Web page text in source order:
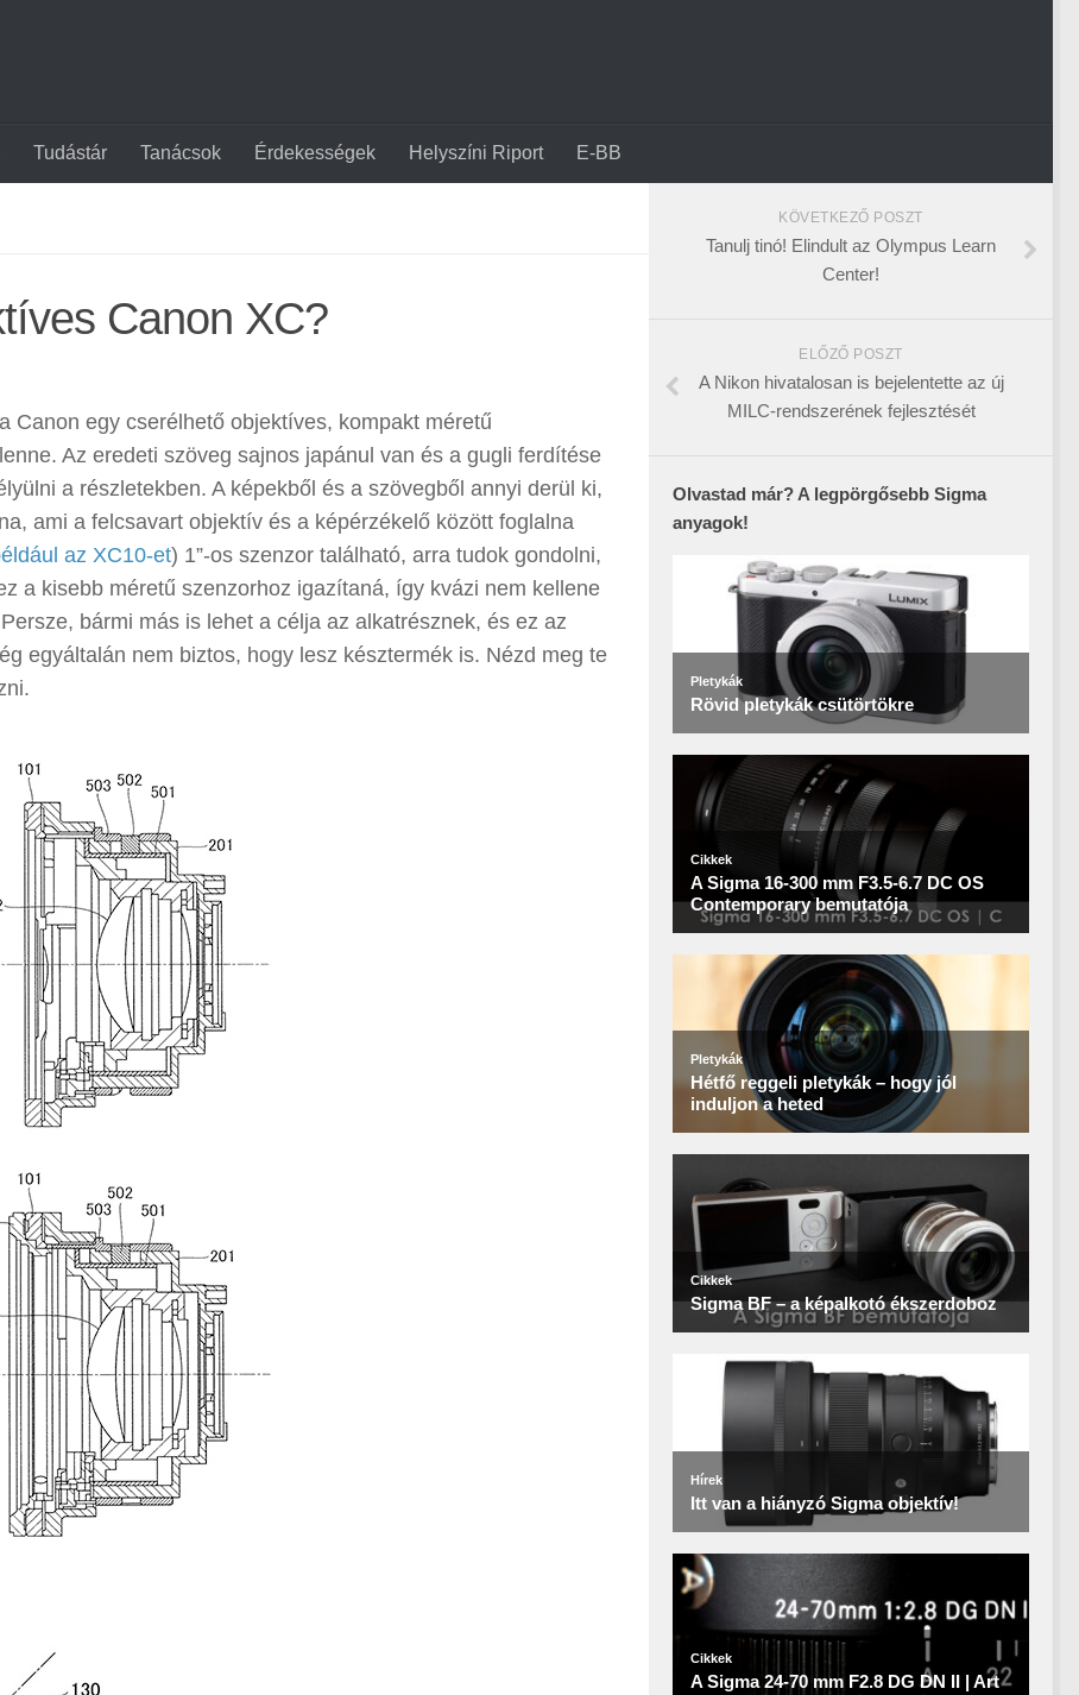
Tudástár Tanácsok Érdekességek Helyszíni Riport E-BB
Canon XC?
Canon egy cserélhető objektíves, kompakt méretű
Az eredeti szöveg sajnos japánul van és a gugli ferdítése
a részletekben. A képekből és a szövegből annyi derül ki,
ami a felcsavart objektív és a képérzékelő között foglalna
az XC10-et) 1”-os szenzor található, arra tudok gondolni,
a kisebb méretű szenzorhoz igazítaná, így kvázi nem kellene
bármi más is lehet a célja az alkatrésznek, és ez az
egyáltalán nem biztos, hogy lesz késztermék is. Nézd meg te
KÖVETKEZŐ POSZT
Tanulj tinó! Elindult az Olympus Learn
Center!
ELŐZŐ POSZT
A Nikon hivatalosan is bejelentette az új
MILC-rendszerének fejlesztését
Olvastad már? A legpörgősebb Sigma
anyagok!